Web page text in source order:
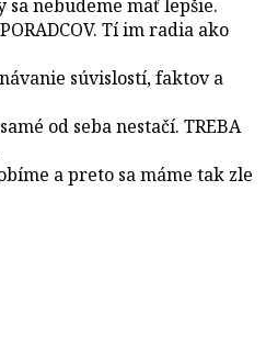
nebudeme mať lepšie.
Tí im radia ako
súvislostí, faktov a
od seba nestačí. TREBA
a preto sa máme tak zle